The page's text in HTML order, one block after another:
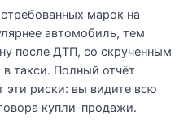
марок на
автомобиль, тем
после ДТП, со скрученным
такси. Полный отчёт
эти риски: вы видите всю
купли-продажи.